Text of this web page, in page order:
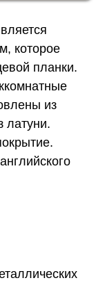
которое
планки.
из
латуни.